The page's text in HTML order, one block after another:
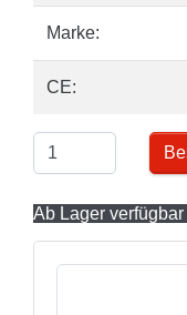
Marke:
CE:
Ab Lager verfügbar